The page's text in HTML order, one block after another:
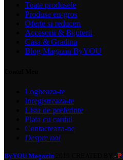
Toate produsele
Produse en-gros
Oferte si reduceri
Accesorii & Bijuterii
Casa & Gradina
Blog Magazin ByYOU
Logheaza-te
Inregistreaza-te
Lista de preferinte
Plata cu cardul
Contacteaza-ne
Despre noi
ByYOU Magazin - P